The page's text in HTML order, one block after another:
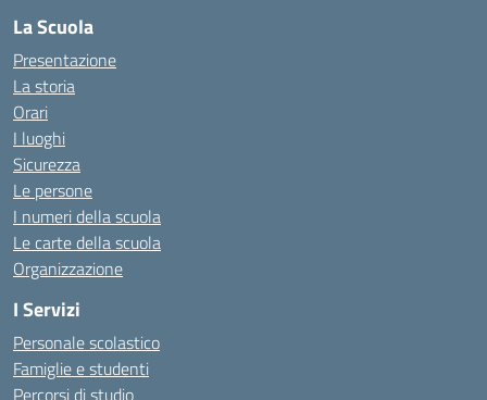
La Scuola
Presentazione
La storia
Orari
I luoghi
Sicurezza
Le persone
I numeri della scuola
Le carte della scuola
Organizzazione
I Servizi
Personale scolastico
Famiglie e studenti
Percorsi di studio